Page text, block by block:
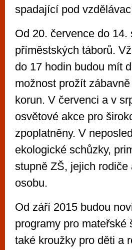
spadající pod
Od 20. července do
příměstských táborů.
do 17 hodin budou mít
možnost prožít
korun. V červenci a v
osvětové akce pro
zpoplatněny. V
ekologické schůzky,
stupně ZŠ, jejich
osobu.
Od září 2015 budou
programy pro
také kroužky pro děti a